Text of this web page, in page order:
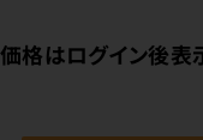
価格はログイン後表